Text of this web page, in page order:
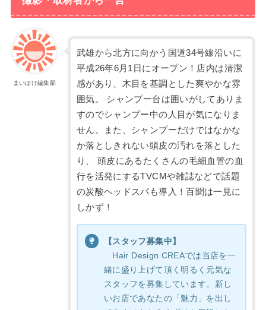
まいぽけ編集部
武雄から北方に向かう国道34号線沿いに
平成26年6月1日にオープン！店内は清潔
感があり、木目を基調とした爽やかな雰
囲気。 シャンプー台は囲いがしてありま
すのでシャンプー中の人目が気になりま
せん。また、シャンプーだけではなかな
か落としきれない頭皮の汚れを落とした
り、 頭皮にあるたくさんの毛細血管の血
行を活発にするTVCMや雑誌などで話題
の炭酸ヘッドスパも導入！百聞は一見に
しかず！
【スタッフ募集中】
Hair Design CREAでは当店を一
緒に盛り上げて頂く明るく元気な
スタッフを募集しています。新し
いお店であなたの「魅力」を出し